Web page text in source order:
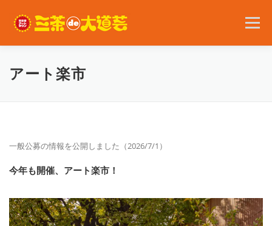
メニュー
2026年の開催内容
アート楽市
一般公募の情報を公開しました（2026/7/1）
今年も開催、アート楽市！